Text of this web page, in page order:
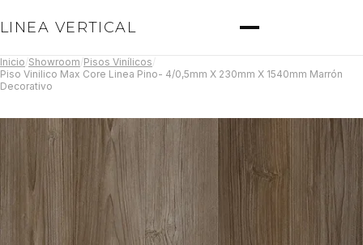
LINEA VERTICAL
Inicio Showroom Pisos Vinílicos
Piso Vinilico Max Core Linea Pino- 4/0,5mm X 230mm X 1540mm Marrón
Decorativo